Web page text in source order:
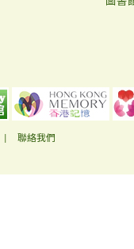
聯絡我們